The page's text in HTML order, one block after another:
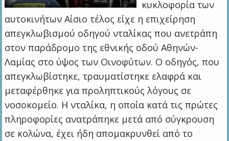
κυκλοφορία των
αυτοκινήτων Αίσιο τέλος είχε η επιχείρηση
απεγκλωβισμού οδηγού νταλίκας που ανετράπη
στον παράδρομο της εθνικής οδού Αθηνών-
Λαμίας στο ύψος των Οινοφύτων. Ο οδηγός, που
απεγκλωβίστηκε, τραυματίστηκε ελαφρά και
μεταφέρθηκε για προληπτικούς λόγους σε
νοσοκομείο. Η νταλίκα, η οποία κατά τις πρώτες
πληροφορίες ανατράπηκε μετά από σύγκρουση
σε κολώνα, έχει ήδη απομακρυνθεί από το